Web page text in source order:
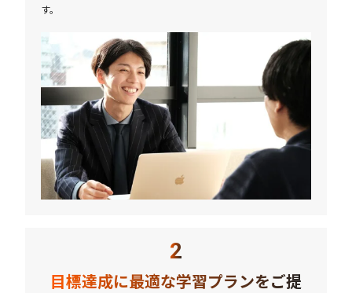
す。
2
目標達成に最適な学習プランをご提